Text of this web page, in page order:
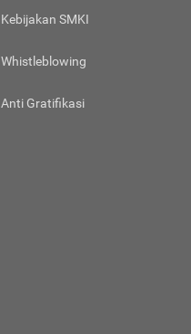
Kebijakan SMKI
Whistleblowing
Anti Gratifikasi